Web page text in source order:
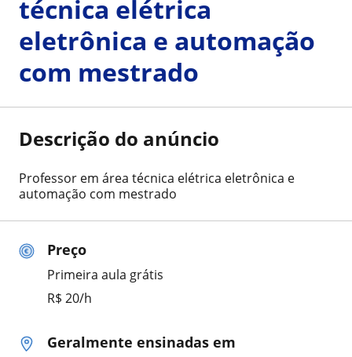
Preço
Primeira aula grátis
R$ 20/h
Geralmente ensinadas em
técnica elétrica
eletrônica e automação
com mestrado
Descrição do anúncio
Professor em área técnica elétrica eletrônica e
automação com mestrado